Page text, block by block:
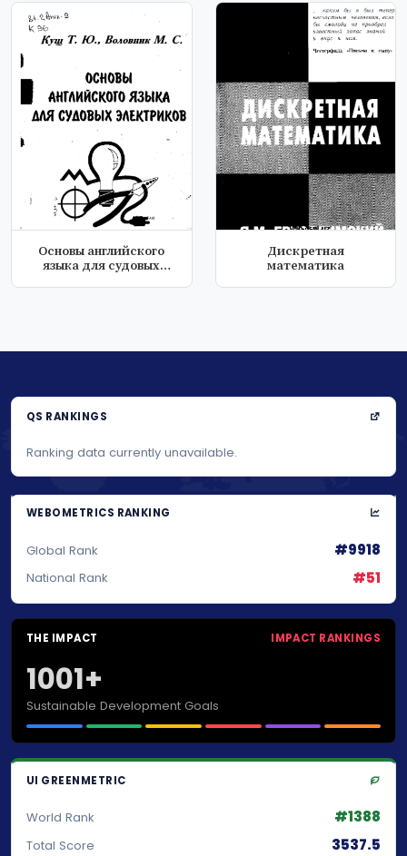
Основы английского
языка для судовых
Дискретная
математика
QS RANKINGS
Ranking data currently unavailable.
WEBOMETRICS RANKING
Global Rank #9918
National Rank #51
THE IMPACT IMPACT RANKINGS
1001+
Sustainable Development Goals
UI GREENMETRIC
World Rank #1388
Total Score 3537.5